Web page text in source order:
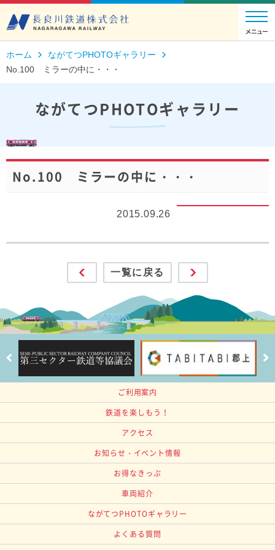
ホーム
ながてつPHOTOギャラリー
No.100 ミラーの中に・・・
ながてつPHOTOギャラリー
No.100 ミラーの中に・・・
2015.09.26
一覧に戻る
ご利用案内
鉄道を楽しもう！
アクセス
お知らせ・イベント情報
お得なきっぷ
車両紹介
ながてつPHOTOギャラリー
よくある質問